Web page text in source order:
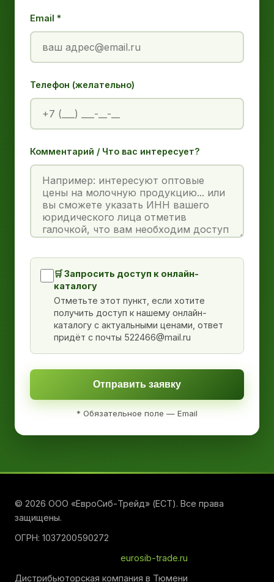
Email *
Телефон (желательно)
Комментарий / Что вас интересует?
🛒 Запросить доступ к онлайн-
каталогу
Отметьте этот пункт, если хотите
получить доступ к нашему онлайн-
каталогу с актуальными ценами, ответ
придёт с почты 522466@mail.ru
Отправить заявку
* Обязательное поле — Email
© 2026 ООО «ЕвроСиб-Трейд» (ЕСТ). Все права
защищены.
ОГРН: 1037200590272
eurosib-trade.ru
Дистрибьюторская компания в Тюмени